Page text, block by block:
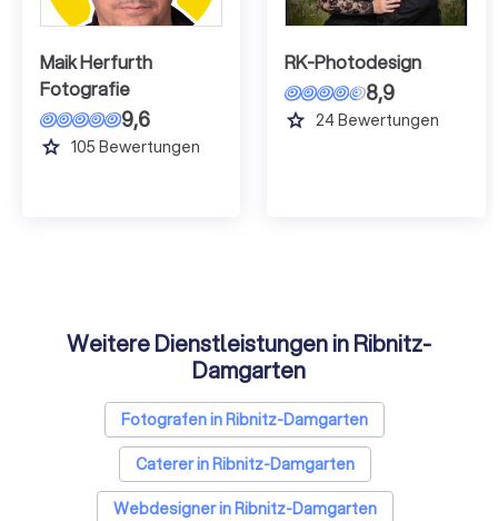
Maik Herfurth
Fotografie
9,6
grade 105 Bewertungen
RK-Photodesign
8,9
grade 24Bewertungen
Weitere Dienstleistungen in Ribnitz-
Damgarten
Fotografen in Ribnitz-Damgarten
Caterer in Ribnitz-Damgarten
Webdesigner in Ribnitz-Damgarten